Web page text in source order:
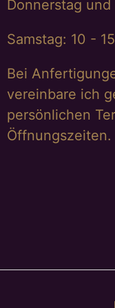
Donnerstag
Samstag: 10 -
Bei
vereinbare ich
persönlichen
Öffnungszeiten.